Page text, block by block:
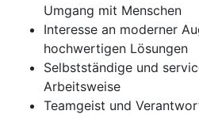
Umgang mit Menschen
Interesse an moderner
hochwertigen Lösungen
Selbstständige und
Arbeitsweise
Teamgeist und